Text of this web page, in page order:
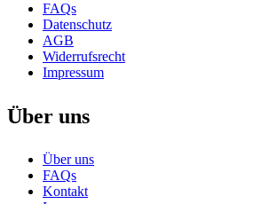
FAQs
Datenschutz
AGB
Widerrufsrecht
Impressum
Über uns
Über uns
FAQs
Kontakt